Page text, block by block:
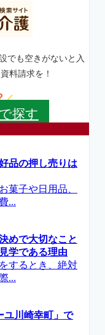
でも空きがないと入
料請求を！
／
探す
品の押し売りは
菓子や日用品、
...
めで大切なこと
学である理由
するとき、絶対
...
ユ川崎幸町」で